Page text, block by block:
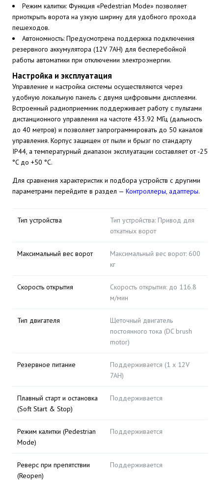
Режим калитки: Функция «Pedestrian Mode» позволяет
приоткрыть ворота на узкую ширину для удобного прохода
пешеходов.
Автономность: Предусмотрена поддержка подключения
резервного аккумулятора (12V 7AH) для бесперебойной
работы автоматики при отключении электроэнергии.
Настройка и эксплуатация
Управление и настройка системы осуществляются через
удобную локальную панель с двумя цифровыми дисплеями.
Встроенный радиоприемник поддерживает работу с пультами
дистанционного управления на частоте 433.92 МГц (дальность
до 40 метров) и позволяет запрограммировать до 50 каналов
управления. Корпус защищен от пыли и брызг по стандарту
IP44, а температурный диапазон эксплуатации составляет от -25
°C до +50 °C.
Для сравнения характеристик и подбора устройств с другими
параметрами перейдите в раздел — Контроллеры, адаптеры.
Тип устройства
Тип устройства: Привод для
откатных ворот
Максимальный вес ворот
Максимальный вес ворот: 600
кг
Скорость открытия
Скорость открытия: до 116.8
м/мин
Тип двигателя
Щеточный двигатель
постоянного тока (DC brush
motor)
Резервное питание
Поддерживается (1 х 12V
7AH)
Плавный старт и остановка
(Soft Start & Stop)
Поддерживается
Режим калитки (Pedestrian
Mode)
Поддерживается
Реверс при препятствии
(Reopen)
Поддерживается